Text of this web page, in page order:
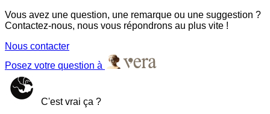
Vous avez une question, une remarque ou une suggestion ?
Contactez-nous, nous vous répondrons au plus vite !
Nous contacter
Posez votre question à
C'est vrai ça ?